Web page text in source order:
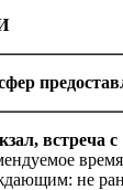
встреча с
не